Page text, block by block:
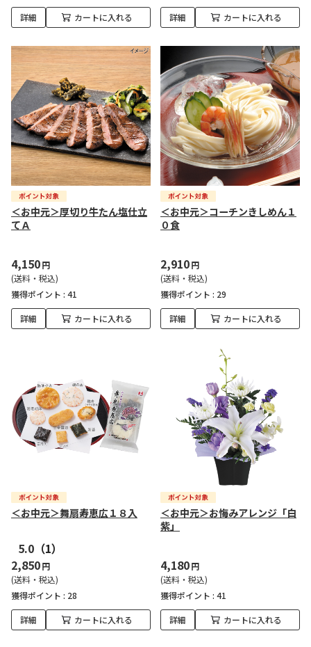
詳細 カートに入れる 詳細 カートに入れる
＜お中元＞厚切り牛たん塩仕立
てＡ
4,150円
(送料・税込)
獲得ポイント : 41
詳細 カートに入れる
＜お中元＞コーチンきしめん１
０食
2,910円
(送料・税込)
獲得ポイント : 29
詳細 カートに入れる
＜お中元＞舞扇寿恵広１８入
5.0 （1）
2,850円
(送料・税込)
獲得ポイント : 28
詳細 カートに入れる
＜お中元＞お悔みアレンジ「白
紫」
4,180円
(送料・税込)
獲得ポイント : 41
詳細 カートに入れる